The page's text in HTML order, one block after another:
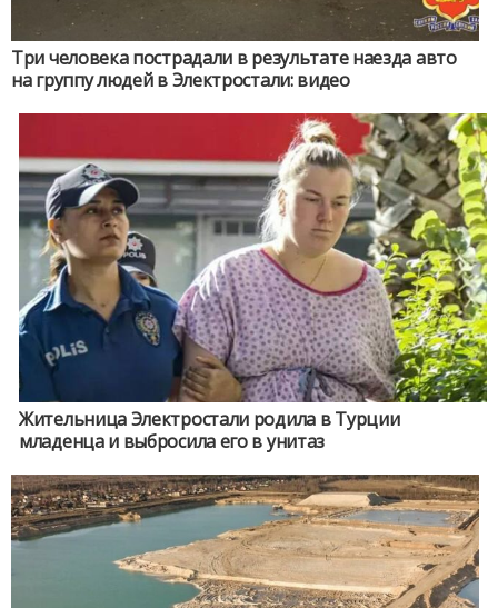
Три человека пострадали в результате наезда авто
на группу людей в Электростали: видео
Жительница Электростали родила в Турции
младенца и выбросила его в унитаз